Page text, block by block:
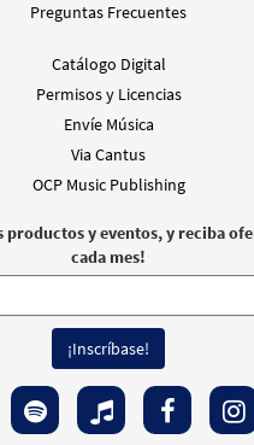
Preguntas Frecuentes
Catálogo Digital
Permisos y Licencias
Envíe Música
Via Cantus
OCP Music Publishing
productos y eventos, y reciba
cada mes!